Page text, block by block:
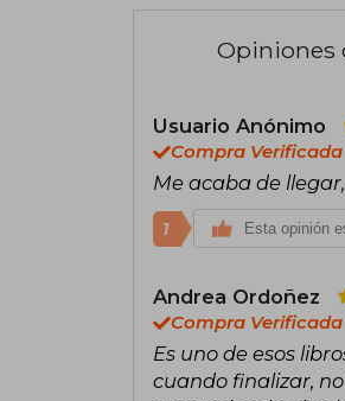
Opiniones
Usuario Anónimo
Compra Verificada
Me acaba de
1 Esta opinión
Andrea Ordoñez
Compra Verificada
Es uno de esos
cuando finalizar,